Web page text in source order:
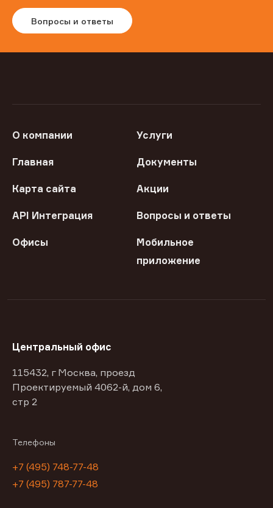
Вопросы и ответы
О компании Услуги
Главная Документы
Карта сайта Акции
API Интеграция Вопросы и ответы
Офисы
Мобильное
приложение
Центральный офис
115432, г Москва, проезд
Проектируемый 4062-й, дом 6,
стр 2
Телефоны
+7 (495) 748-77-48
+7 (495) 787-77-48